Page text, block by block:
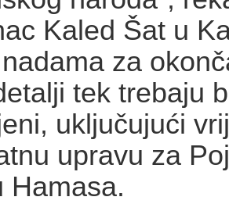
Kaled Šat u
za
tek trebaju
uključujući
upravu za
Hamasa.